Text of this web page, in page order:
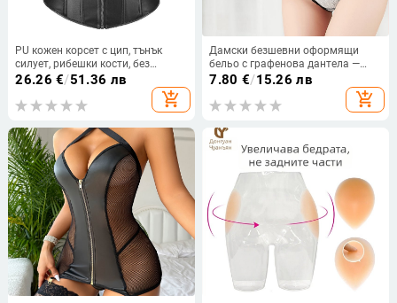
PU кожен корсет с цип, тънък
силует, рибешки кости, без
презрамки, за нощен клуб и
26.26 €/51.36 лв
add_shopping_cart
Дамски безшевни оформящи
бельо с графенова дантела —
висока талия, стягане на корема
антибактериални
7.80 €/15.26 лв
add_shopping_cart